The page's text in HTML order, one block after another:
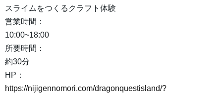
スライムをつくるクラフト体験
営業時間：
10:00~18:00
所要時間：
約30分
HP：
https://nijigennomori.com/dragonquestisland/?